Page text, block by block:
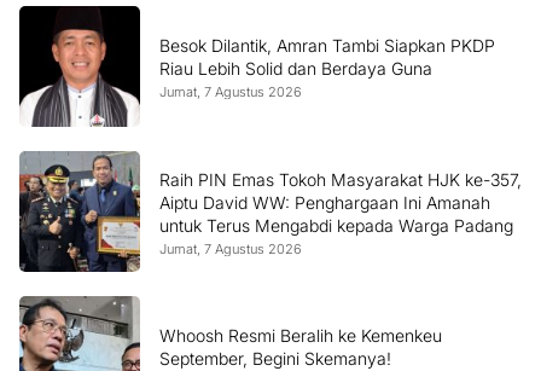
Besok Dilantik, Amran Tambi Siapkan PKDP
Riau Lebih Solid dan Berdaya Guna
Jumat, 7 Agustus 2026
Raih PIN Emas Tokoh Masyarakat HJK ke-357,
Aiptu David WW: Penghargaan Ini Amanah
untuk Terus Mengabdi kepada Warga Padang
Jumat, 7 Agustus 2026
Whoosh Resmi Beralih ke Kemenkeu
September, Begini Skemanya!